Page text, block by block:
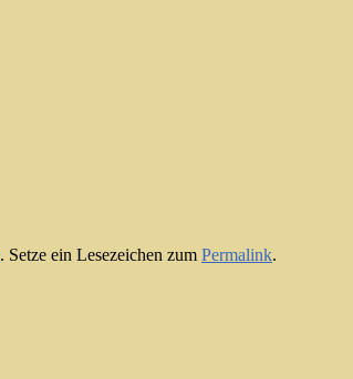
. Setze ein Lesezeichen zum Permalink.